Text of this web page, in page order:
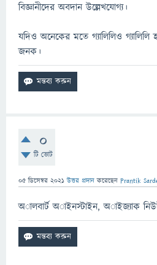
বিজ্ঞানীদের অবদান উল্লেখযোগ্য।
যদিও অনেকের মতে গ্যালিলিও গ্যালিলি
জনক।
0
টি ভোট
05 ডিসেম্বর 2021 উত্তর প্রদান করেছেন Prantik
অালবার্ট অাইনস্টাইন, অাইজ্যাক